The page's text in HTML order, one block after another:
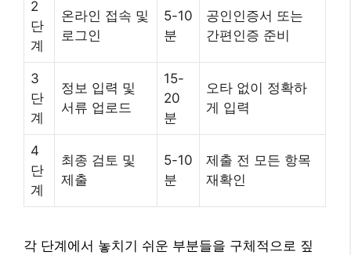
2
단
계
온라인 접속 및
로그인
5-10
분
공인인증서 또는
간편인증 준비
3
단
계
정보 입력 및
서류 업로드
15-
20
분
오타 없이 정확하
게 입력
4
단
계
최종 검토 및
제출
5-10
분
제출 전 모든 항목
재확인
각 단계에서 놓치기 쉬운 부분들을 구체적으로 짚